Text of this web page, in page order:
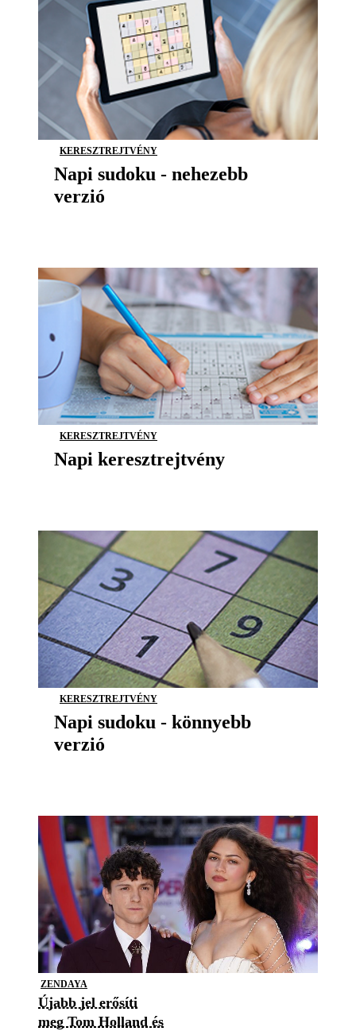
KERESZTREJTVÉNY
Napi sudoku - nehezebb
verzió
KERESZTREJTVÉNY
Napi keresztrejtvény
KERESZTREJTVÉNY
Napi sudoku - könnyebb
verzió
ZENDAYA
Újabb jel erősíti
meg Tom Holland és